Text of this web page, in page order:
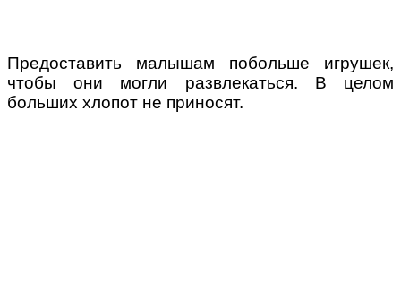
Предоставить малышам побольше игрушек,
чтобы они могли развлекаться. В целом
больших хлопот не приносят.